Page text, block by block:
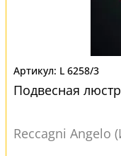
L 6258/3
Подвесная
Reccagni Angelo